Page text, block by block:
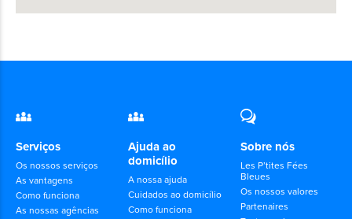
Serviços
Os nossos serviços
As vantagens
Como funciona
As nossas agências
Ajuda ao
domicílio
A nossa ajuda
Cuidados ao domicílio
Como funciona
Sobre nós
Les P’tites Fées
Bleues
Os nossos valores
Partenaires